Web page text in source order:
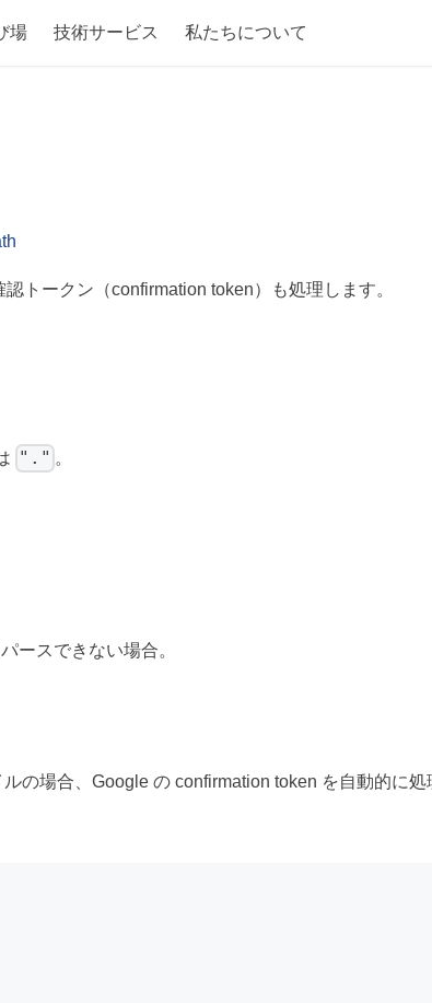
場 技術サービス 私たちについて
トークン（confirmation token）も処理します。
"." 。
ースできない場合。
の場合、Google の confirmation token を自動的に処